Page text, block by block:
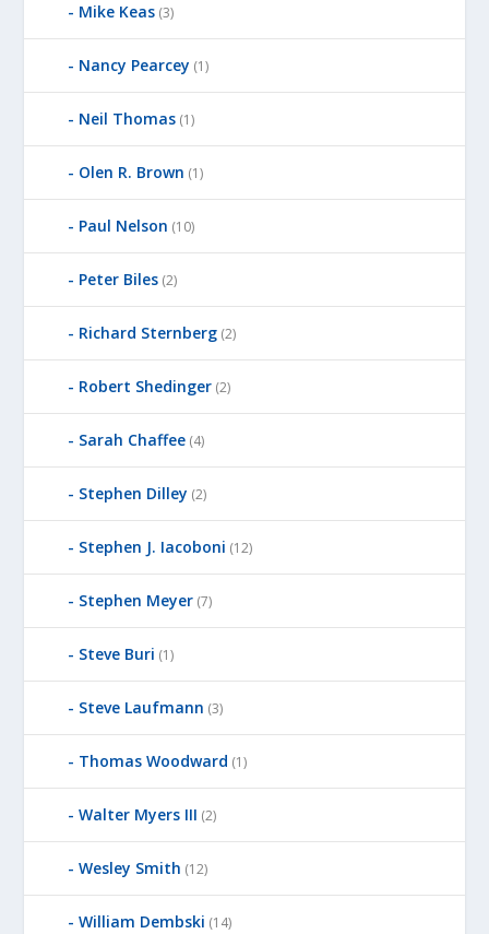
Mike Keas (3)
Nancy Pearcey (1)
Neil Thomas (1)
Olen R. Brown (1)
Paul Nelson (10)
Peter Biles (2)
Richard Sternberg (2)
Robert Shedinger (2)
Sarah Chaffee (4)
Stephen Dilley (2)
Stephen J. Iacoboni (12)
Stephen Meyer (7)
Steve Buri (1)
Steve Laufmann (3)
Thomas Woodward (1)
Walter Myers III (2)
Wesley Smith (12)
William Dembski (14)